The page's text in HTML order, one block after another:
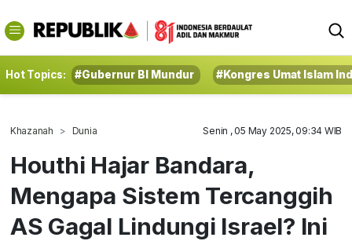
Hot Topics: #Gubernur BI Mundur #Kongres Umat Islam
Khazanah Dunia Senin , 05 May 2025, 09:34 WIB
Houthi Hajar Bandara,
Mengapa Sistem Tercanggih
AS Gagal Lindungi Israel? Ini